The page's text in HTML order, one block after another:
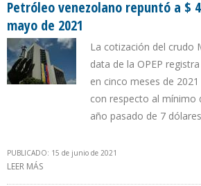
Petróleo venezolano repuntó a $
mayo de 2021
La cotización del crudo
data de la OPEP
en cinco meses de
con respecto al mínimo
año pasado de 7
PUBLICADO: 15 de junio de 2021
LEER MÁS